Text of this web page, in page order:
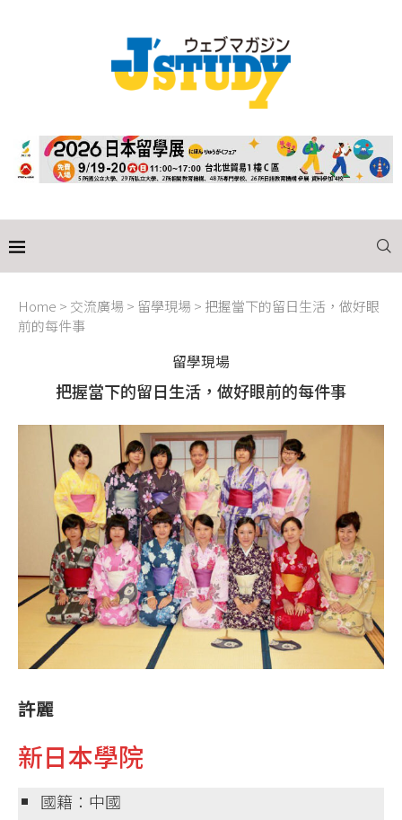
Home > 交流廣場 > 留學現場 > 把握當下的留日生活，做好眼
前的每件事
留學現場
把握當下的留日生活，做好眼前的每件事
許麗
新日本學院
國籍：中國